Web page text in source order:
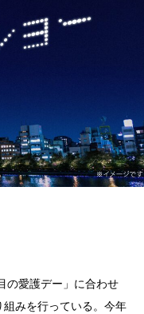
の愛護デー」に合わせ
みを行っている。今年